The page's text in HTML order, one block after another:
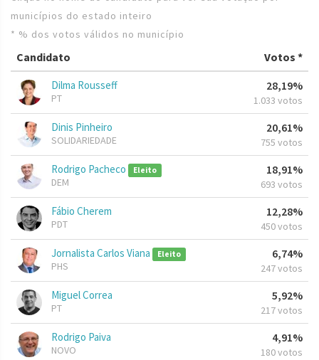
municípios do estado inteiro
* % dos votos válidos no município
Candidato Votos *
Dilma Rousseff
PT
28,19%
1.033 votos
Dinis Pinheiro
SOLIDARIEDADE
20,61%
755 votos
Rodrigo Pacheco Eleito
DEM
18,91%
693 votos
Fábio Cherem
PDT
12,28%
450 votos
Jornalista Carlos Viana Eleito
PHS
6,74%
247 votos
Miguel Correa
PT
5,92%
217 votos
Rodrigo Paiva
NOVO
4,91%
180 votos